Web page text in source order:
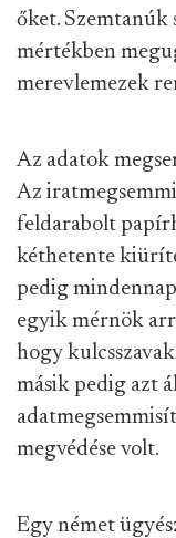
őket.
mértékben
merevlemezek
Az adatok
Az
feldarabolt
kéthetente
pedig
egyik mérnök
hogy
másik pedig azt
megvédése volt.
Egy német